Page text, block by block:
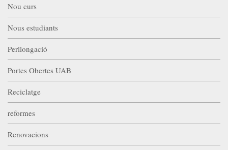
Nou curs
Nous estudiants
Perllongació
Portes Obertes UAB
Reciclatge
reformes
Renovacions